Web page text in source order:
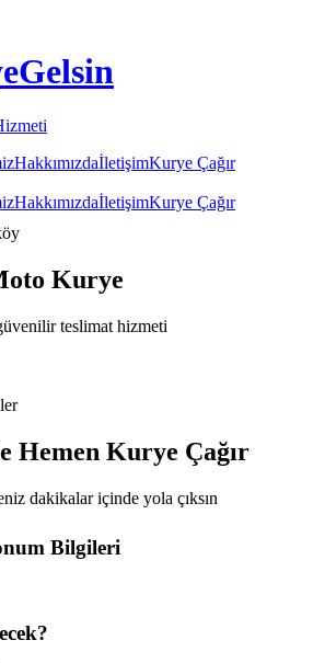
HakkımızdaİletişimKurye Çağır
HakkımızdaİletişimKurye Çağır
Kurye
teslimat hizmeti
Hemen Kurye Çağır
dakikalar içinde yola çıksın
Bilgileri